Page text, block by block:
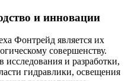
и инновации
Фонтрейд является их
совершенству.
и разработки,
гидравлики, освещения